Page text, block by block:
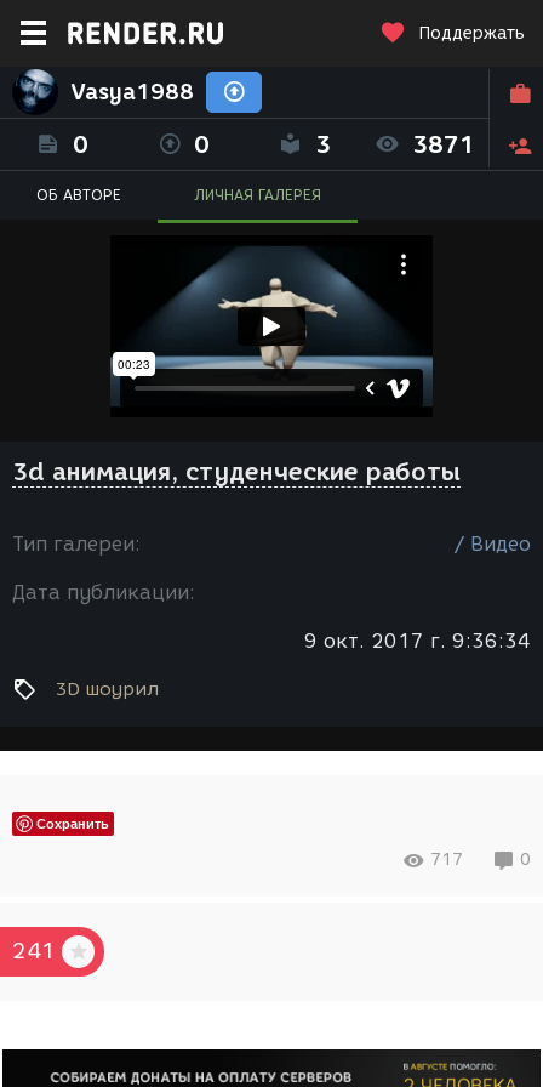
Поддержать
Vasya1988
0 0 3 3871
ОБ АВТОРЕ ЛИЧНАЯ ГАЛЕРЕЯ
3d анимация, студенческие работы
Тип галереи: / Видео
Дата публикации:
9 окт. 2017 г. 9:36:34
3D шоурил
Сохранить
717 0
241